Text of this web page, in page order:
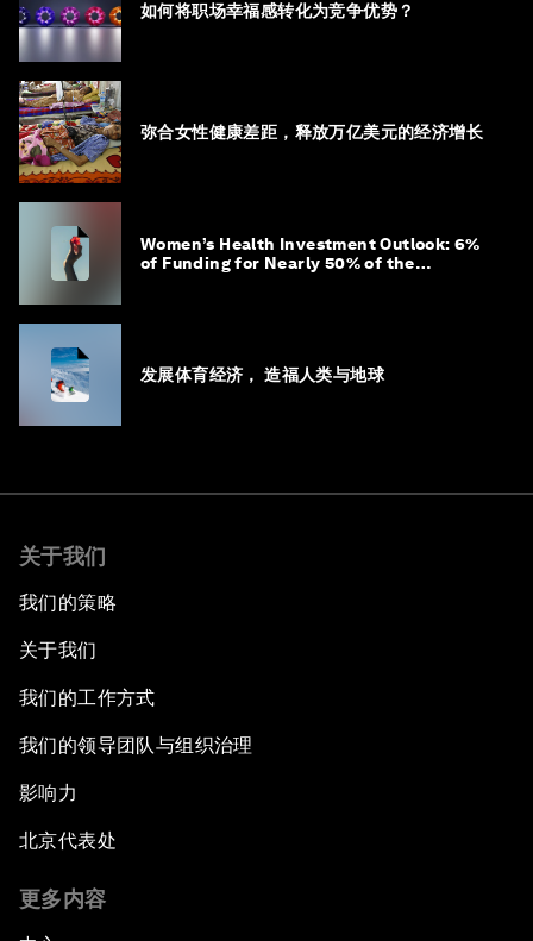
如何将职场幸福感转化为竞争优势？
弥合女性健康差距，释放万亿美元的经济增长
Women’s Health Investment Outlook: 6%
of Funding for Nearly 50% of the
发展体育经济， 造福人类与地球
关于我们
我们的策略
关于我们
我们的工作方式
我们的领导团队与组织治理
影响力
北京代表处
更多内容